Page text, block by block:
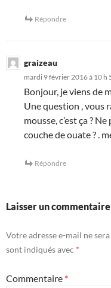
Répondre
graizeau
mardi 9 février 2016 à 10 h
Bonjour, je viens de
Une question , vous
mousse, c’est ça ?
couche de ouate ? .
Répondre
Laisser un commentaire
Votre adresse e-mail ne
sont indiqués avec *
Commentaire *